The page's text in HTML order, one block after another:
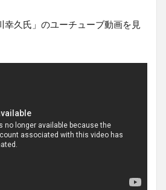
幸久氏」のユーチューブ動画を見